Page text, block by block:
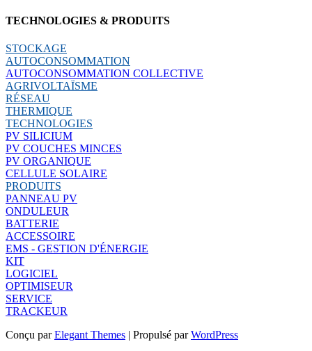
TECHNOLOGIES & PRODUITS
STOCKAGE
AUTOCONSOMMATION
AUTOCONSOMMATION COLLECTIVE
AGRIVOLTAÏSME
RÉSEAU
THERMIQUE
TECHNOLOGIES
PV SILICIUM
PV COUCHES MINCES
PV ORGANIQUE
CELLULE SOLAIRE
PRODUITS
PANNEAU PV
ONDULEUR
BATTERIE
ACCESSOIRE
EMS - GESTION D'ÉNERGIE
KIT
LOGICIEL
OPTIMISEUR
SERVICE
TRACKEUR
Conçu parElegant Themes | Propulsé parWordPress